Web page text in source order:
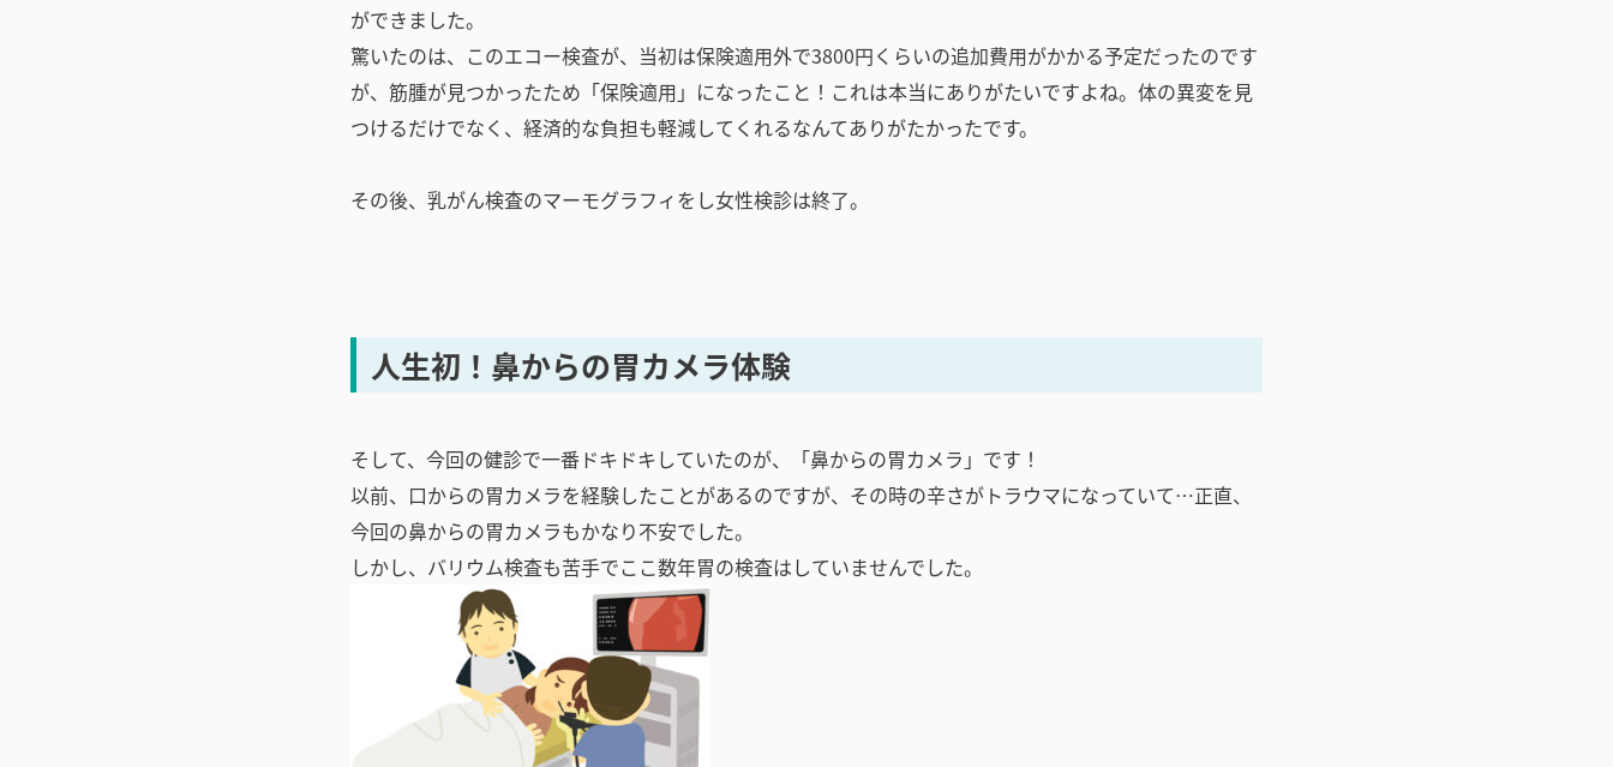
ができました。
驚いたのは、このエコー検査が、当初は保険適用外で3800円くらいの追加費用がかかる予定だったのです
が、筋腫が見つかったため「保険適用」になったこと！これは本当にありがたいですよね。体の異変を見
つけるだけでなく、経済的な負担も軽減してくれるなんてありがたかったです。
その後、乳がん検査のマーモグラフィをし女性検診は終了。
人生初！鼻からの胃カメラ体験
そして、今回の健診で一番ドキドキしていたのが、「鼻からの胃カメラ」です！
以前、口からの胃カメラを経験したことがあるのですが、その時の辛さがトラウマになっていて…正直、
今回の鼻からの胃カメラもかなり不安でした。
しかし、バリウム検査も苦手でここ数年胃の検査はしていませんでした。